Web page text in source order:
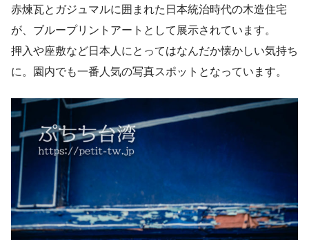
赤煉瓦とガジュマルに囲まれた日本統治時代の木造住宅
が、ブループリントアートとして展示されています。
押入や座敷など日本人にとってはなんだか懐かしい気持ち
に。園内でも一番人気の写真スポットとなっています。